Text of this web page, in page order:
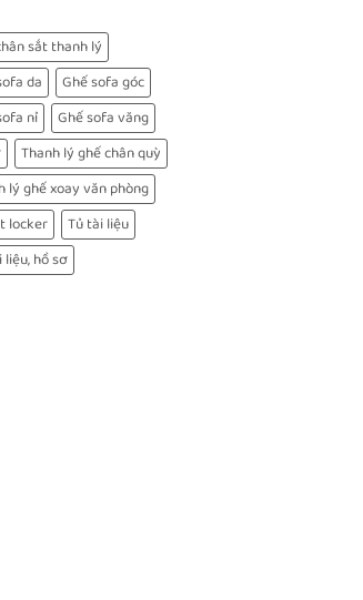
sắt thanh lý
da
Ghế sofa góc
nỉ
Ghế sofa văng
Thanh lý ghế chân quỳ
lý ghế xoay văn phòng
locker
Tủ tài liệu
liệu, hồ sơ